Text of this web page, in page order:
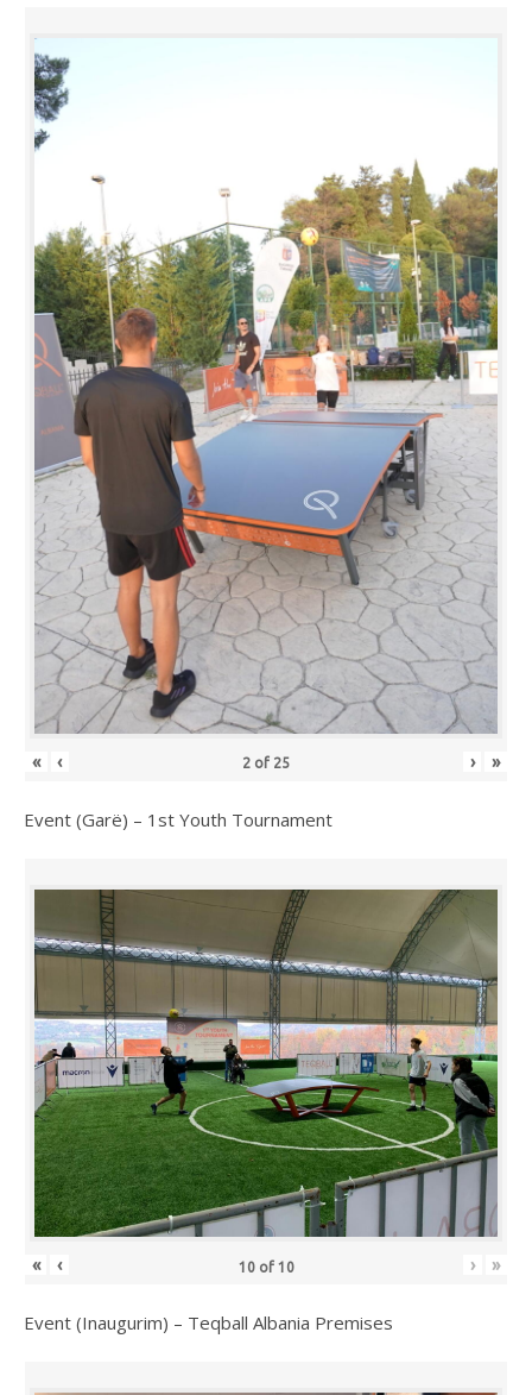
« ‹ 2 of 25 › »
Event (Garë) – 1st Youth Tournament
« ‹ 10of 10 › »
Event (Inaugurim) – Teqball Albania Premises